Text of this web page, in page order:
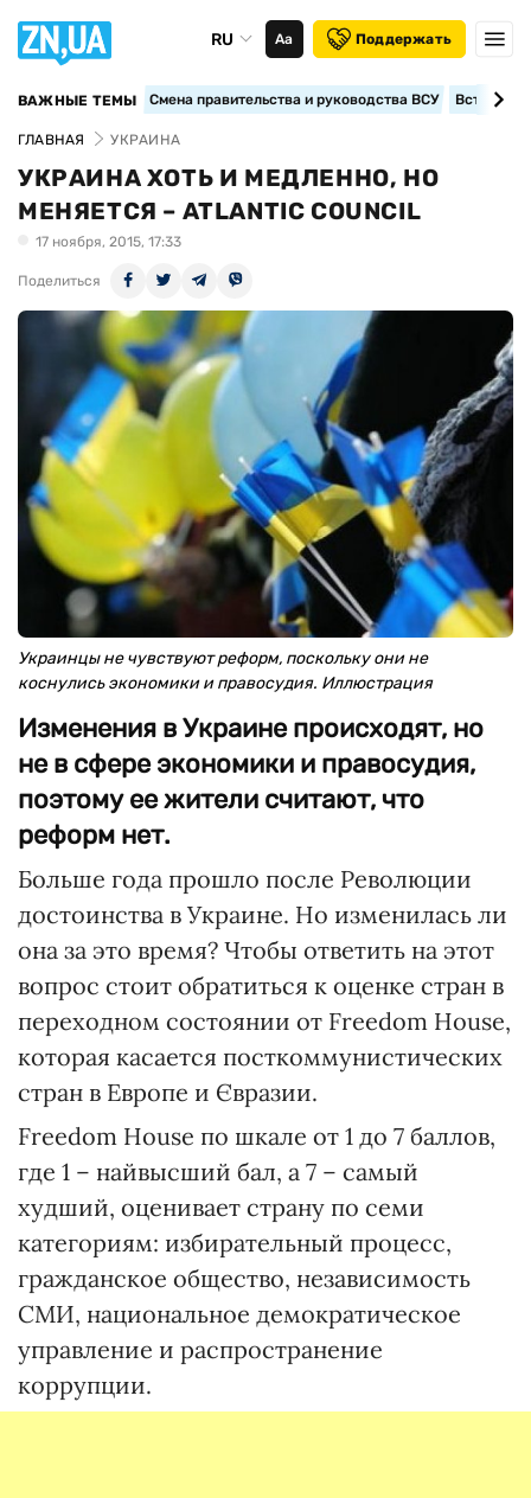
RU Аа Поддержать
ВАЖНЫЕ ТЕМЫ Смена правительства и руководства ВСУ
ГЛАВНАЯ УКРАИНА
УКРАИНА ХОТЬ И МЕДЛЕННО, НО
МЕНЯЕТСЯ – ATLANTIC COUNCIL
17 ноября, 2015, 17:33
Поделиться
Украинцы не чувствуют реформ, поскольку они не
коснулись экономики и правосудия. Иллюстрация
Изменения в Украине происходят, но
не в сфере экономики и правосудия,
поэтому ее жители считают, что
реформ нет.
Больше года прошло после Революции
достоинства в Украине. Но изменилась ли
она за это время? Чтобы ответить на этот
вопрос стоит обратиться к оценке стран в
переходном состоянии от Freedom House,
которая касается посткоммунистических
стран в Европе и Євразии.
Freedom House по шкале от 1 до 7 баллов,
где 1 – найвысший бал, а 7 – самый
худший, оценивает страну по семи
категориям: избирательный процесс,
гражданское общество, независимость
СМИ, национальное демократическое
управление и распространение
коррупции.